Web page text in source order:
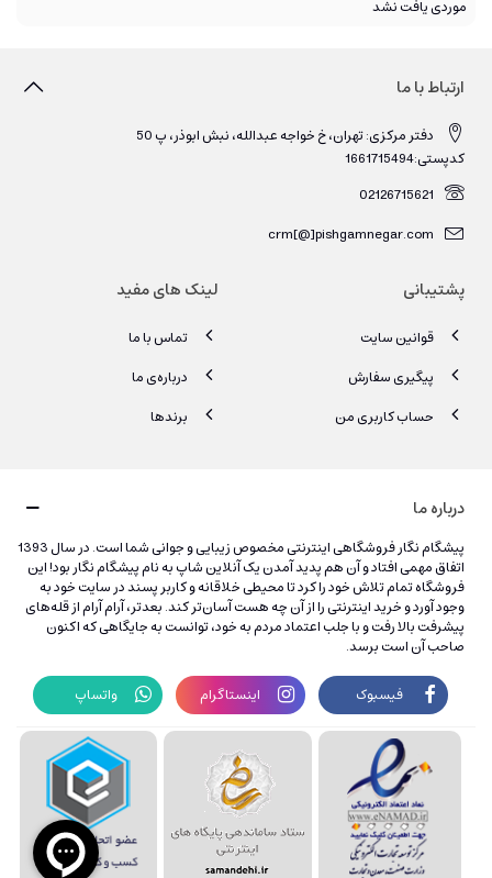
موردی یافت نشد
ارتباط با ما
دفتر مرکزی: تهران، خ خواجه عبدالله، نبش ابوذر، پ 50
کدپستی:1661715494
02126715621
crm[@]pishgamnegar.com
پشتیبانی
قوانین سایت
پیگیری سفارش
حساب کاربری من
لینک های مفید
تماس با ما
درباره‌ی ما
برندها
درباره ما
پیشگام نگار فروشگاهی اینترنتی مخصوص زیبایی و جوانی شما است. در سال 1393
اتفاق مهمی افتاد و آن هم پدید آمدن یک آنلاین شاپ به نام پیشگام نگار بود! این
فروشگاه تمام تلاش خود را کرد تا محیطی خلاقانه و کاربر پسند در سایت خود به
وجود آورد و خرید اینترنتی را از آن چه هست آسان‌تر کند. بعدتر، آرام آرام از قله‌های
پیشرفت بالا رفت و با جلب اعتماد مردم به خود، توانست به جایگاهی که اکنون
صاحب آن است برسد.
فیسبوک اینستاگرام واتساپ